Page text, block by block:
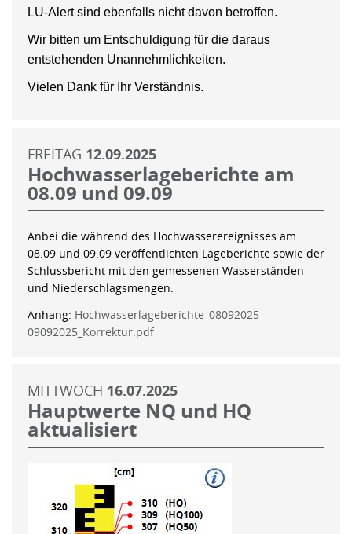
LU-Alert sind ebenfalls nicht davon betroffen.
Wir bitten um Entschuldigung für die daraus
entstehenden Unannehmlichkeiten.
Vielen Dank für Ihr Verständnis.
FREITAG 12.09.2025
Hochwasserlageberichte am
08.09 und 09.09
Anbei die während des Hochwasserereignisses am
08.09 und 09.09 veröffentlichten Lageberichte sowie der
Schlussbericht mit den gemessenen Wasserständen
und Niederschlagsmengen.
Anhang: Hochwasserlageberichte_08092025-
09092025_Korrektur.pdf
MITTWOCH 16.07.2025
Hauptwerte NQ und HQ
aktualisiert